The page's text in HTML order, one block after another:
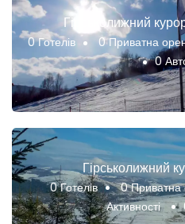
Гірськолижний
0 Готелів 0 Приватна
0
Гірськолижний
0 Готелів 0 Приватна
Активності